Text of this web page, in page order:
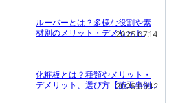
ルーバーとは？多様な役割や素
材別のメリット・デメリット.
2025.07.14
化粧板とは？種類やメリット・
デメリット、選び方【施工事例
2025.09.12